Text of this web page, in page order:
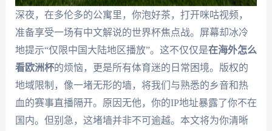
深夜，在多伦多的公寓里，你泡好茶，打开咪咕视频，
准备享受一场有中文解说的世界杯焦点战。屏幕却冰冷
地提示“仅限中国大陆地区播放”。这不仅仅是在海外怎么
看欧洲杯的烦恼，更是所有体育迷的日常困境。版权的
地域限制，像一堵无形的墙，将我们与熟悉的乡音和热
血的赛事直播隔开。原因无他，你的IP地址暴露了你不在
国内。但别急，这堵墙并非不可逾越。本文将为你清晰